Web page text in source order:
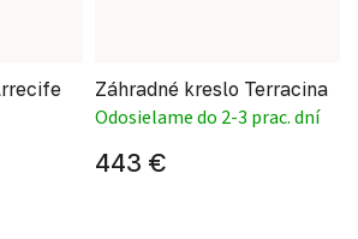
Záhradné kreslo Terracina
Odosielame do 2-3 prac. dní
443 €